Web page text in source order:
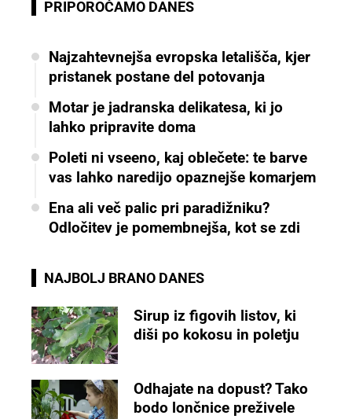
PRIPOROČAMO DANES
Najzahtevnejša evropska letališča, kjer
pristanek postane del potovanja
Motar je jadranska delikatesa, ki jo
lahko pripravite doma
Poleti ni vseeno, kaj oblečete: te barve
vas lahko naredijo opaznejše komarjem
Ena ali več palic pri paradižniku?
Odločitev je pomembnejša, kot se zdi
NAJBOLJ BRANO DANES
Sirup iz figovih listov, ki
diši po kokosu in poletju
Odhajate na dopust? Tako
bodo lončnice preživele